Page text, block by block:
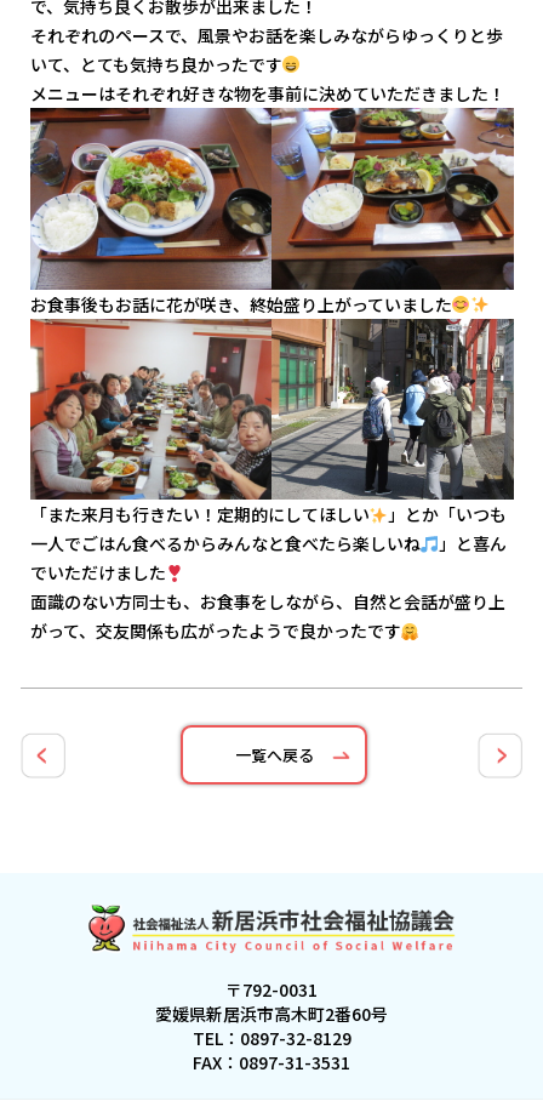
で、気持ち良くお散歩が出来ました！
それぞれのペースで、風景やお話を楽しみながらゆっくりと歩
いて、とても気持ち良かったです
メニューはそれぞれ好きな物を事前に決めていただきました！
お食事後もお話に花が咲き、終始盛り上がっていました
「また来月も行きたい！定期的にしてほしい
」とか「いつも
一人でごはん食べるからみんなと食べたら楽しいね
」と喜ん
でいただけました
面識のない方同士も、お食事をしながら、自然と会話が盛り上
がって、交友関係も広がったようで良かったです
一覧へ戻る
〒792-0031
愛媛県新居浜市高木町2番60号
TEL： 0897-32-8129
FAX：0897-31-3531